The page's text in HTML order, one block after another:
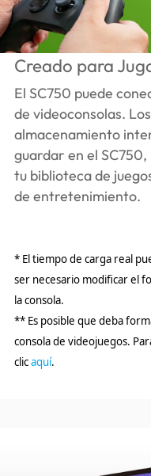
Creado para
El SC750 puede
de videoconsolas.
almacenamiento
guardar en el
tu biblioteca de
de entretenimiento.
* El tiempo de carga real
ser necesario modificar el
la consola.
** Es posible que deba
consola de videojuegos.
clicaquí.